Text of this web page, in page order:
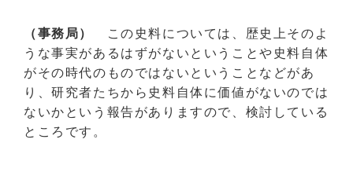
（事務局）
この史料については、歴史上そのよ
うな事実があるはずがないということや史料自体
がその時代のものではないということなどがあ
り、研究者たちから史料自体に価値がないのでは
ないかという報告がありますので、検討している
ところです。